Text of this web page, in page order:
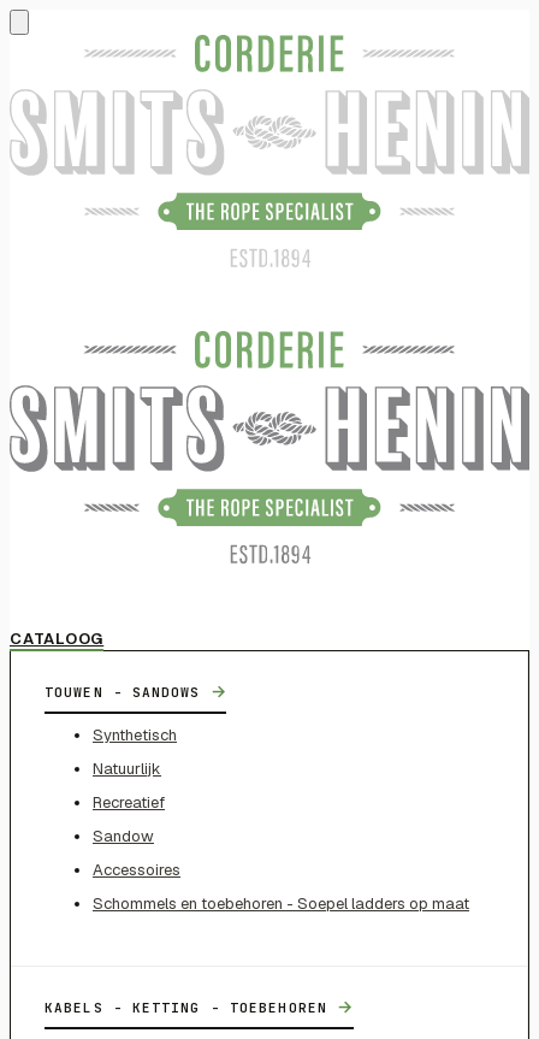
CATALOOG
TOUWEN - SANDOWS →
Synthetisch
Natuurlijk
Recreatief
Sandow
Accessoires
Schommels en toebehoren - Soepel ladders op maat
KABELS - KETTING - TOEBEHOREN →